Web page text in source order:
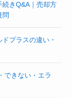
きQ&A｜売却方
問
プラスの違い・
できない・エラ